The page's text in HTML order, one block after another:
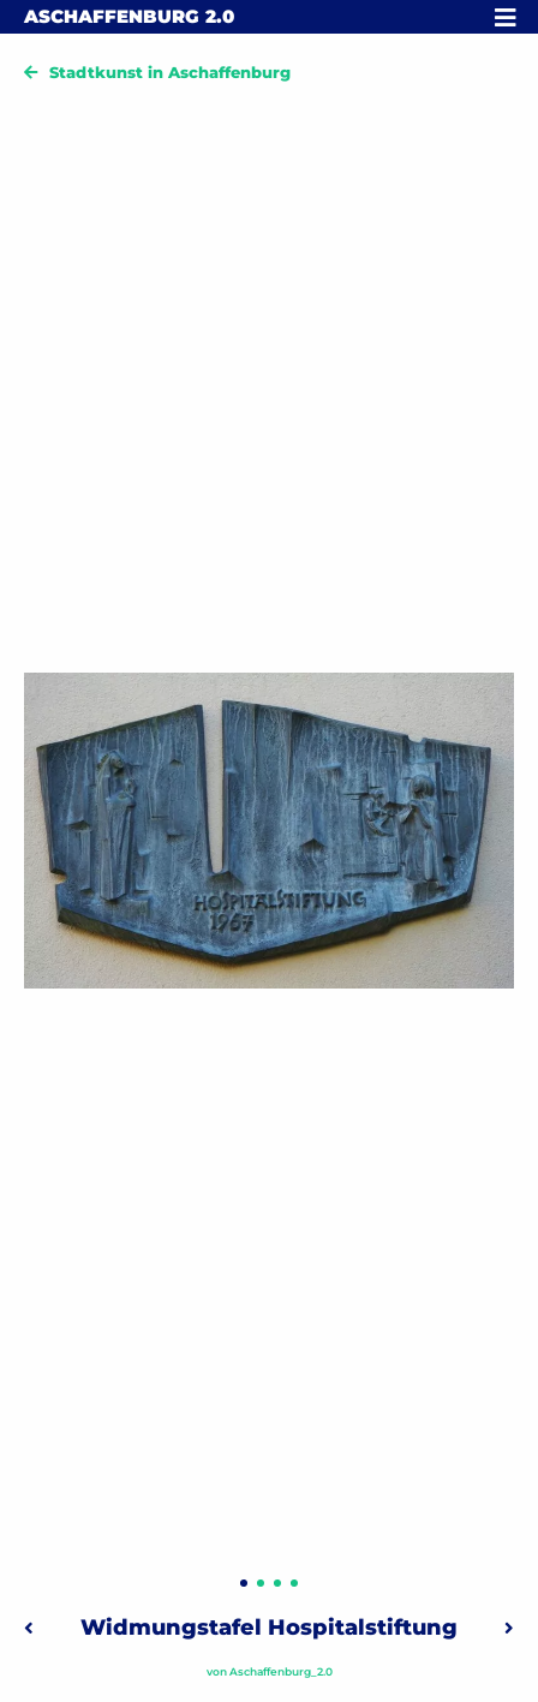
Skip to content
ASCHAFFENBURG 2.0 MENÜ
Stadtkunst in Aschaffenburg
Beitragsnavigation
Vorheriger: Allmoi
Widmungstafel Hospitalstiftung
vonAschaffenburg_2.0